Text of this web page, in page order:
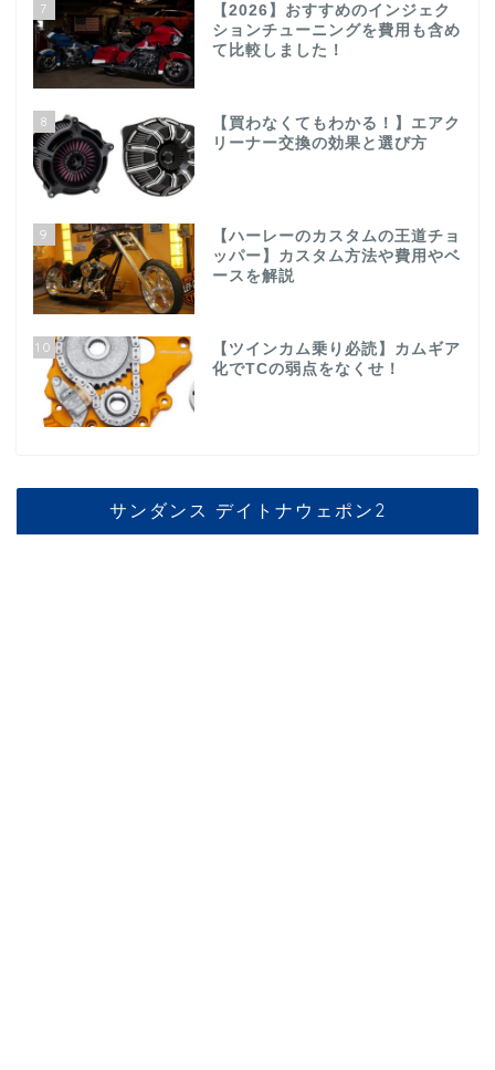
7
【2026】おすすめのインジェク
ションチューニングを費用も含め
て比較しました！
8
【買わなくてもわかる！】エアク
リーナー交換の効果と選び方
9
【ハーレーのカスタムの王道チョ
ッパー】カスタム方法や費用やベ
ースを解説
10
【ツインカム乗り必読】カムギア
化でTCの弱点をなくせ！
サンダンス デイトナウェポン2